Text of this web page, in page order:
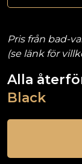
Pris från bad-
(se länk för
Alla
Black